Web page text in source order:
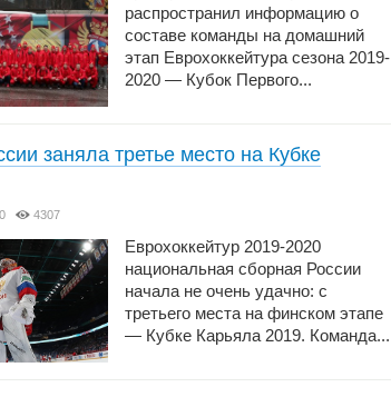
распространил информацию о
составе команды на домашний
этап Еврохоккейтура сезона 2019-
2020 — Кубок Первого...
заняла третье место на Кубке
0 4307
Еврохоккейтур 2019-2020
национальная сборная России
начала не очень удачно: с
третьего места на финском этапе
— Кубке Карьяла 2019. Команда...